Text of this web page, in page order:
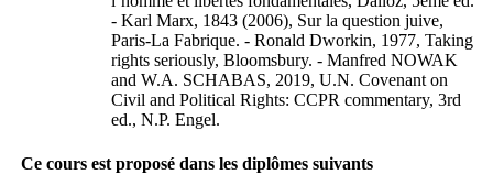
- Karl Marx, 1843 (2006), Sur la question juive,
Paris-La Fabrique. - Ronald Dworkin, 1977, Taking
rights seriously, Bloomsbury. - Manfred NOWAK
and W.A. SCHABAS, 2019, U.N. Covenant on
Civil and Political Rights: CCPR commentary, 3rd
ed., N.P. Engel.
Ce cours est proposé dans les diplômes suivants